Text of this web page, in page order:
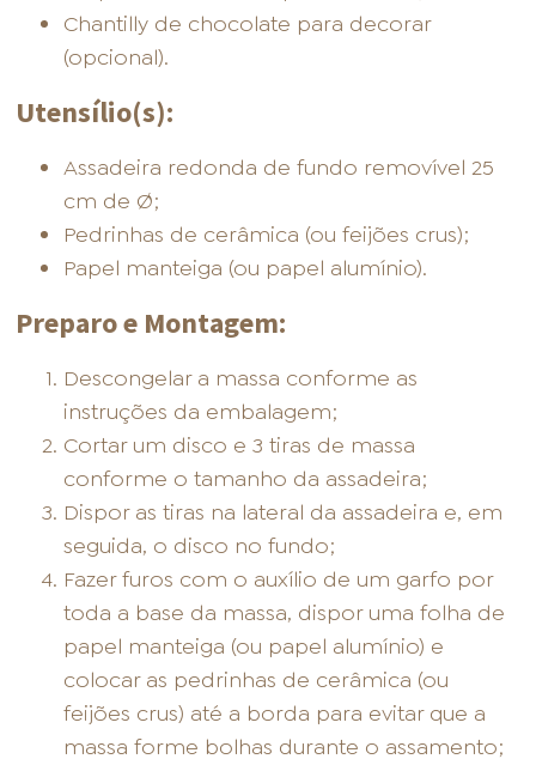
Chantilly de chocolate para decorar
(opcional).
Utensílio(s):
Assadeira redonda de fundo removível 25
cm de Ø;
Pedrinhas de cerâmica (ou feijões crus);
Papel manteiga (ou papel alumínio).
Preparo e Montagem:
Descongelar a massa conforme as
instruções da embalagem;
Cortar um disco e 3 tiras de massa
conforme o tamanho da assadeira;
Dispor as tiras na lateral da assadeira e, em
seguida, o disco no fundo;
Fazer furos com o auxílio de um garfo por
toda a base da massa, dispor uma folha de
papel manteiga (ou papel alumínio) e
colocar as pedrinhas de cerâmica (ou
feijões crus) até a borda para evitar que a
massa forme bolhas durante o assamento;